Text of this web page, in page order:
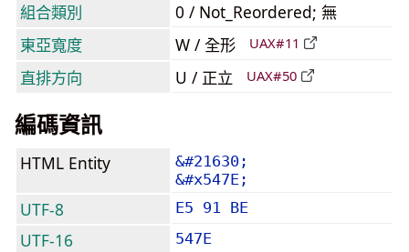
組合類別
0 / Not_Reordered; 無
東亞寬度
W / 全形 UAX#11
直排方向 U / 正立 UAX#50
編碼資訊
HTML Entity
&#21630;
&#x547E;
UTF-8 E5 91 BE
UTF-16 547E